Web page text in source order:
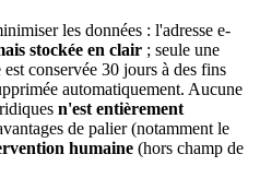
les données : l'adresse e-
stockée en clair ; seule une
conservée 30 jours à des fins
automatiquement. Aucune
n'est entièrement
de palier (notamment le
humaine (hors champ de